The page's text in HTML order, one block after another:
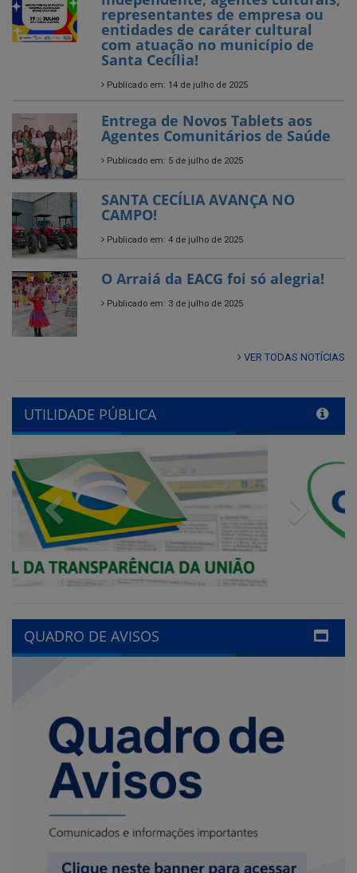
Publicado em: 14 de julho de 2025
Entrega de Novos Tablets aos
Agentes Comunitários de Saúde
Publicado em: 5 de julho de 2025
SANTA CECÍLIA AVANÇA NO
CAMPO!
O Arraiá da EACG foi só alegria!
VER TODAS NOTÍCIAS
Previous Next
QUADRO DE AVISOS